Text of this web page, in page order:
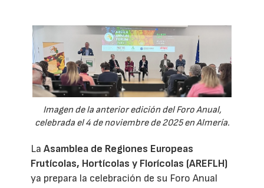
Imagen de la anterior edición del Foro Anual,
celebrada el 4 de noviembre de 2025 en Almería.
LaAsamblea de Regiones Europeas
Frutícolas, Hortícolas y Florícolas (AREFLH)
ya prepara la celebración de su Foro Anual